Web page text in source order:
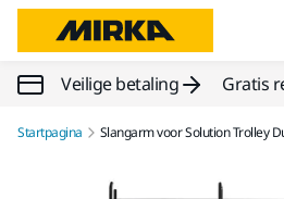
Veilige betaling Gratis
Startpagina Slangarm voor Solution Trolley